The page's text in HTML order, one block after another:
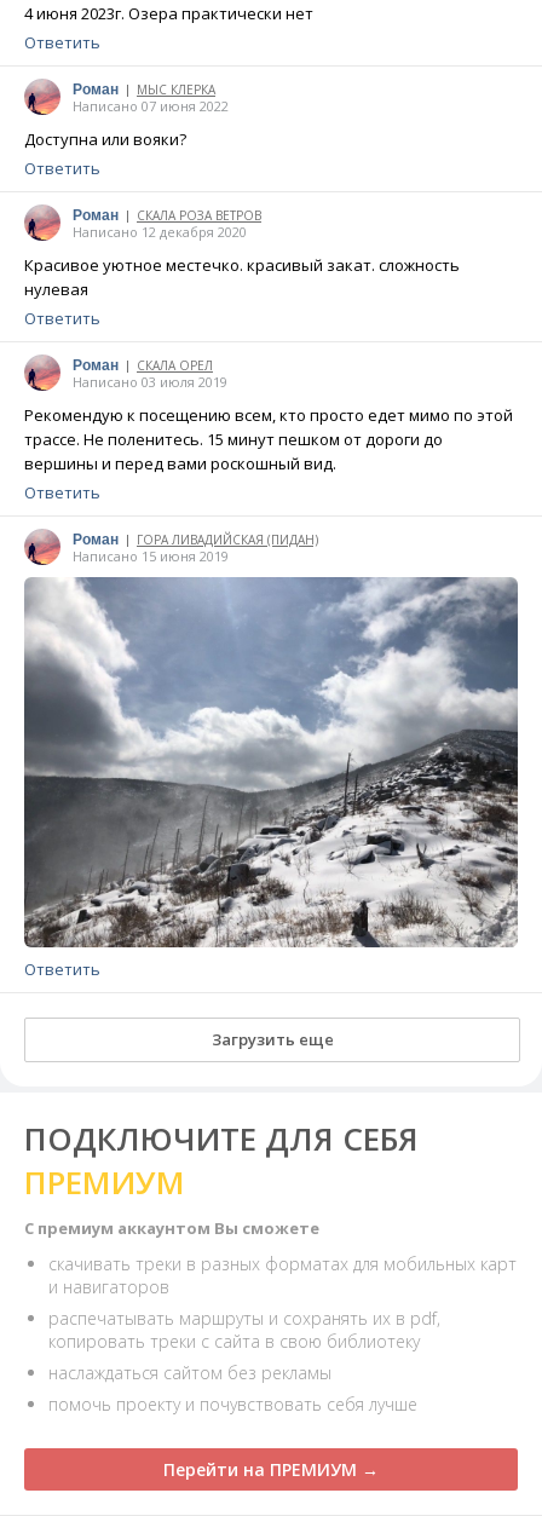
4 июня 2023г. Озера практически нет
Ответить
Роман | МЫС КЛЕРКА
Написано 07 июня 2022
Доступна или вояки?
Ответить
Роман | СКАЛА РОЗА ВЕТРОВ
Написано 12 декабря 2020
Красивое уютное местечко. красивый закат. сложность
нулевая
Ответить
Роман | СКАЛА ОРЕЛ
Написано 03 июля 2019
Рекомендую к посещению всем, кто просто едет мимо по этой
трассе. Не поленитесь. 15 минут пешком от дороги до
вершины и перед вами роскошный вид.
Ответить
Роман | ГОРА ЛИВАДИЙСКАЯ (ПИДАН)
Написано 15 июня 2019
Ответить
Загрузить еще
ПОДКЛЮЧИТЕ ДЛЯ СЕБЯ
ПРЕМИУМ
С премиум аккаунтом Вы сможете
скачивать треки в разных форматах для мобильных карт
и навигаторов
распечатывать маршруты и сохранять их в pdf,
копировать треки с сайта в свою библиотеку
наслаждаться сайтом без рекламы
помочь проекту и почувствовать себя лучше
Перейти на ПРЕМИУМ →